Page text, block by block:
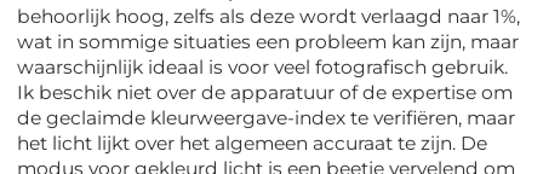
behoorlijk hoog, zelfs als deze wordt verlaagd naar 1%,
wat in sommige situaties een probleem kan zijn, maar
waarschijnlijk ideaal is voor veel fotografisch gebruik.
Ik beschik niet over de apparatuur of de expertise om
de geclaimde kleurweergave-index te verifiëren, maar
het licht lijkt over het algemeen accuraat te zijn. De
modus voor gekleurd licht is een beetje vervelend om